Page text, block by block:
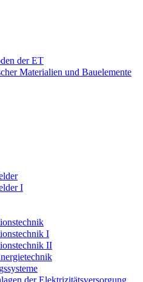
der ET
Materialien und Bauelemente
I
I
II